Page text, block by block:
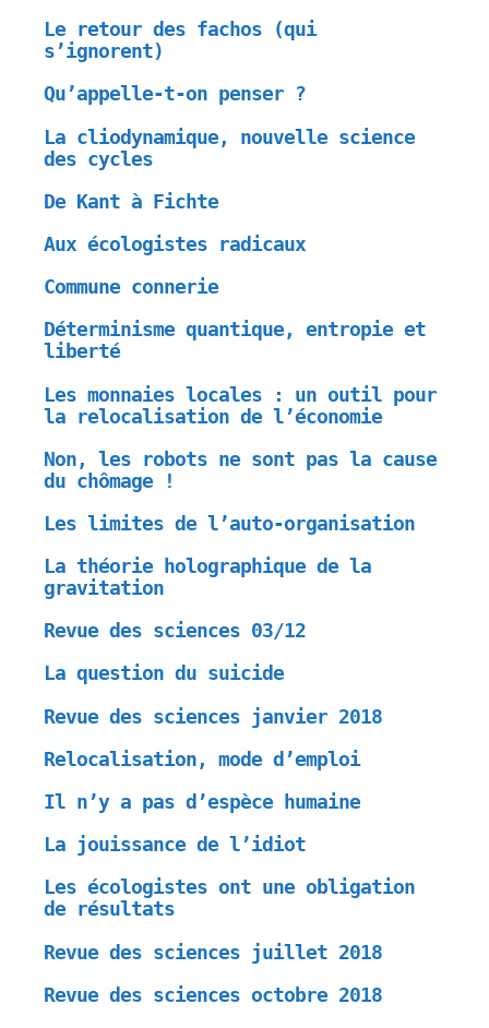
Le retour des fachos (qui
s’ignorent)
Qu’appelle-t-on penser ?
La cliodynamique, nouvelle science
des cycles
De Kant à Fichte
Aux écologistes radicaux
Commune connerie
Déterminisme quantique, entropie et
liberté
Les monnaies locales : un outil pour
la relocalisation de l’économie
Non, les robots ne sont pas la cause
du chômage !
Les limites de l’auto-organisation
La théorie holographique de la
gravitation
Revue des sciences 03/12
La question du suicide
Revue des sciences janvier 2018
Relocalisation, mode d’emploi
Il n’y a pas d’espèce humaine
La jouissance de l’idiot
Les écologistes ont une obligation
de résultats
Revue des sciences juillet 2018
Revue des sciences octobre 2018